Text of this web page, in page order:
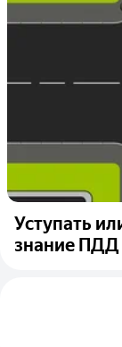
Уступать
знание ПДД